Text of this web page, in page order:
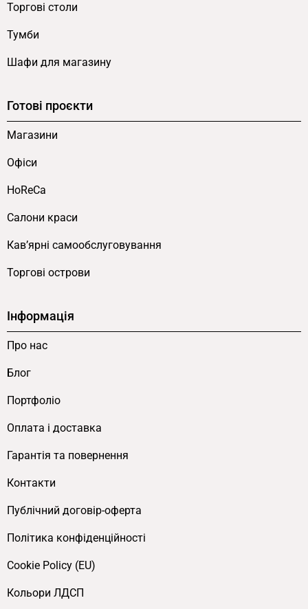
Торгові столи
Тумби
Шафи для магазину
Готові проєкти
Магазини
Офіси
HoReCa
Салони краси
Кав’ярні самообслуговування
Торгові острови
Інформація
Про нас
Блог
Портфоліо
Оплата і доставка
Гарантія та повернення
Контакти
Публічний договір-оферта
Політика конфіденційності
Cookie Policy (EU)
Кольори ЛДСП